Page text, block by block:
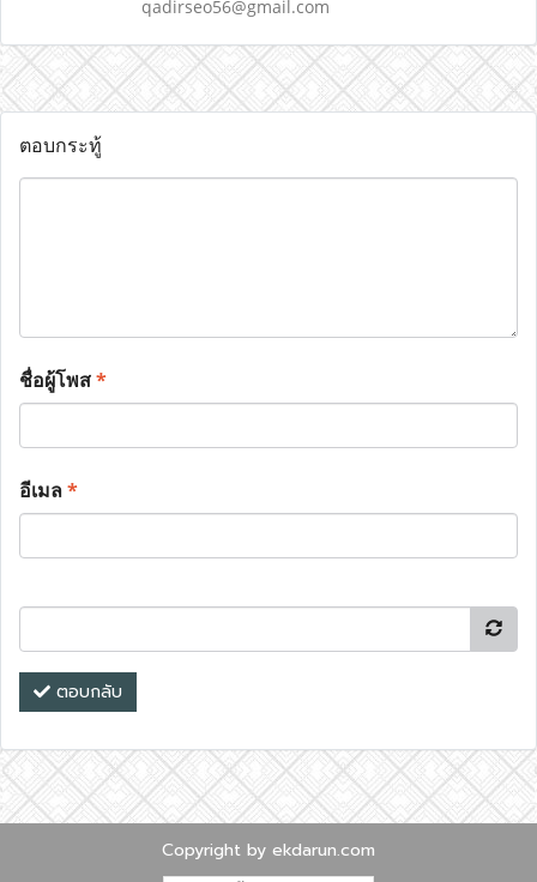
qadirseo56@gmail.com
ตอบกระทู้
ชื่อผู้โพส*
อีเมล*
ตอบกลับ
Copyright by ekdarun.com